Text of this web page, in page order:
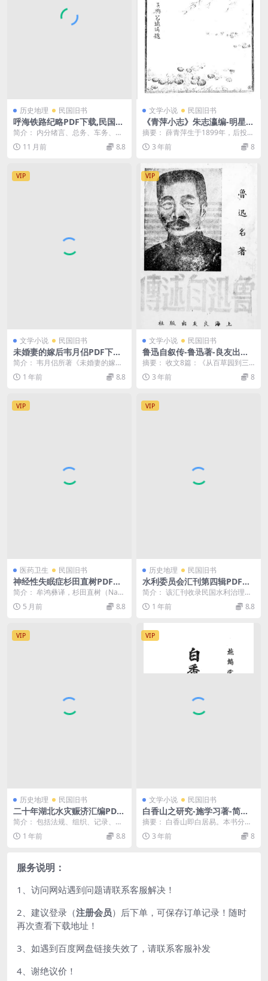
历史地理 民国旧书
呼海铁路纪略PDF下载,民国呼
海铁路研究史料,民国铁路史料
简介： 内分绪言、总务、车务、工
程、会计、结论6章，辑录黑龙江省
境内呼兰至海伦一...
11 月前 8.8
文学小说 民国旧书
《青萍小志》朱志瀛编-明星
社-民国11[1922]-pdf古籍下
载
摘要： 薛青萍生于1899年，后投身
于新剧界。本书收其小传、作品，
以及对他的表演...
3 年前 8
VIP
文学小说 民国旧书
未婚妻的嫁后韦月侣PDF下载,
韦月侣小说著作集,女作家小丛
简介： 韦月侣所著《未婚妻的嫁
后》是民国时期新女性文学的标志
性作品，以书信体小说...
1 年前 8.8
VIP
文学小说 民国旧书
鲁迅自叙传-鲁迅著-良友出版
社
摘要： 收文8篇：《从百草园到三
味书屋》、《父亲的病》、《琐
记》、《我的第一个师...
3 年前 8
VIP
医药卫生 民国旧书
神经性失眠症杉田直树PDF下
载,民国经性失眠症研究史料
简介： 牟鸿彝译，杉田直树（Naok
i Sugita）是20世纪上半叶的日本精
神...5 月前 8.8
VIP
历史地理 民国旧书
水利委员会汇刊第四辑PDF下
载,民国水利委员会史料
简介： 该汇刊收录民国水利治理思
想和水利委员会的章程、记录，是
研究中国近代水利史...
1 年前 8.8
VIP
历史地理 民国旧书
二十年湖北水灾赈济汇编PDF
下载,民国湖北水灾赈济救助史
料
简介： 包括法规、组织、记录、调
查、乞赈、筹募、查放、遣送、防
寒、卫生、检理、工...
1 年前 8.8
VIP
文学小说 民国旧书
白香山之研究-施学习著-简进
发-日本昭和十五年[1940]
摘要： 白香山即白居易。本书分序
论、本论、结论3部分。序论有白香
山与中国文学之关...
3 年前 8
服务说明：
1、访问网站遇到问题请联系客服解决！
2、建议登录（注册会员）后下单，可保存订单记录！随时
再次查看下载地址！
3、如遇到百度网盘链接失效了，请联系客服补发
4、谢绝议价！